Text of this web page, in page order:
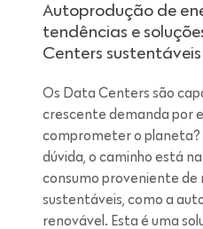
Autoprodução de
tendências e
Centers sustentáveis
Os Data Centers são
crescente demanda por
comprometer o planeta?
dúvida, o caminho está
consumo proveniente de
sustentáveis, como a
renovável. Esta é uma